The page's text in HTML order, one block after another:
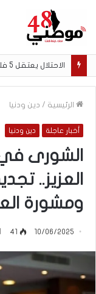
الرئيسية / دين ودنيا
أخبار عاجلة دين ودنيا
الشورى
العزيز..
ومشورة
10/06/2025
41